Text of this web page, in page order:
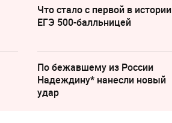
Что стало с первой в истории
ЕГЭ 500-балльницей
По бежавшему из России
Надеждину* нанесли новый
удар